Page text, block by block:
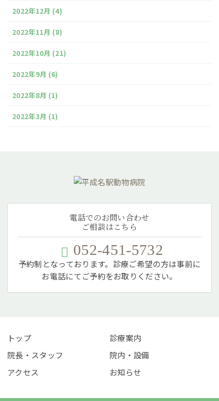
2022年12月 (4)
2022年11月 (8)
2022年10月 (21)
2022年9月 (6)
2022年8月 (1)
2022年3月 (1)
電話でのお問い合わせ
ご相談はこちら
052-451-5732
予約制となっております。診療ご希望の方は事前に
お電話にてご予約をお取りください。
トップ
診療案内
院長・スタッフ
院内・設備
アクセス
お知らせ